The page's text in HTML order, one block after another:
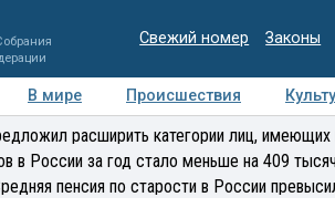
Свежий номер Законы
В мире Происшествия
Медиацентр Интервью
расширить категории лиц, имеющих
в России за год стало меньше на 409
пенсия по старости в России